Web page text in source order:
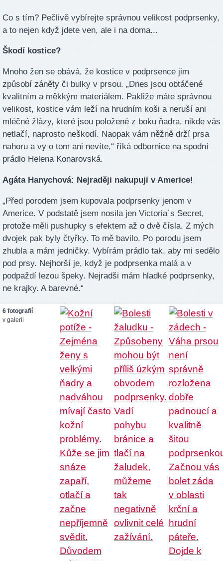
Co s tím? Pečlivě vybírejte správnou velikost podprsenky,
a to nejen když jdete ven, ale i na doma...
Škodí kostice?
Mnoho žen se obává, že kostice v podprsence jim
způsobí záněty či bulky v prsou. „Dnes jsou obtáčené
kvalitním a měkkým materiálem. Pakliže máte správnou
velikost, kostice vám leží na hrudním koši a neruší ani
mléčné žlázy, které jsou položené z boku ňadra, nikde vás
netlačí, naprosto neškodí. Naopak vám něžně drží prsa
nahoru a vy o tom ani nevíte,“ říká odbornice na spodní
prádlo Helena Konarovská.
Agáta Hanychová: Nejraději nakupuji v Americe!
„Před porodem jsem kupovala podprsenky jenom v
Americe. V podstatě jsem nosila jen Victoria´s Secret,
protože měli pushupky s efektem až o dvě čísla. Z mých
dvojek pak byly čtyřky. To mě bavilo. Po porodu jsem
zhubla a mám jedničky. Vybírám prádlo tak, aby mi sedělo
pod prsy. Nejhorší je, když je podprsenka malá a v
podpaždí lezou špeky. Nejradši mám hladké podprsenky,
ne krajky. A barevné.“
6 fotografií
v galerii